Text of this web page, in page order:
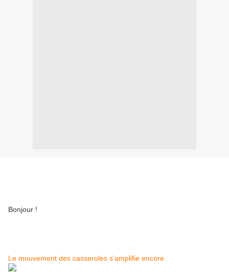
Bonjour !
Le mouvement des casseroles s’amplifie encore